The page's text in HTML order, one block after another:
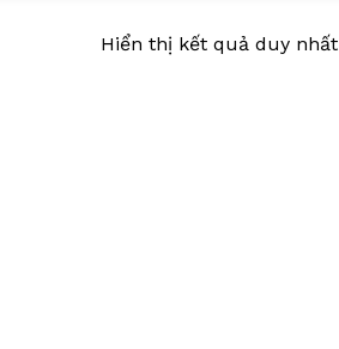
Hiển thị kết quả duy nhất